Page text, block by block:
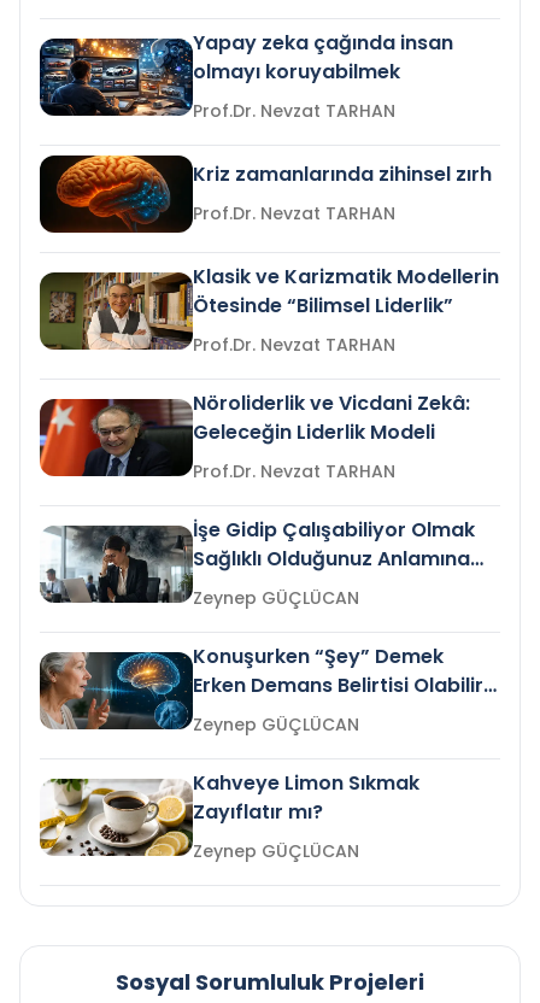
Yapay zeka çağında insan
olmayı koruyabilmek
Prof.Dr. Nevzat TARHAN
Kriz zamanlarında zihinsel zırh
Prof.Dr. Nevzat TARHAN
Klasik ve Karizmatik Modellerin
Ötesinde “Bilimsel Liderlik”
Prof.Dr. Nevzat TARHAN
Nöroliderlik ve Vicdani Zekâ:
Geleceğin Liderlik Modeli
Prof.Dr. Nevzat TARHAN
İşe Gidip Çalışabiliyor Olmak
Sağlıklı Olduğunuz Anlamına
Gelir mi?Zeynep GÜÇLÜCAN
Konuşurken “Şey” Demek
Erken Demans Belirtisi Olabilir
mi?
Zeynep GÜÇLÜCAN
Kahveye Limon Sıkmak
Zayıflatır mı?
Zeynep GÜÇLÜCAN
Sosyal Sorumluluk Projeleri